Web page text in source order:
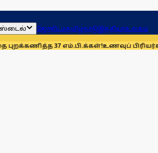
ஜோதிடம்தமிழ்நாடுஇந்தியாஉலகம்
37 எம்.பி.க்கள்!உணவுப் பிரியர்களுக்கு